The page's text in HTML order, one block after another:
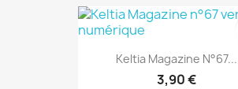
Keltia Magazine N°67...
3,90 €